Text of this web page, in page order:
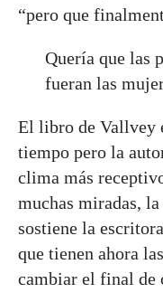
“pero que
Quería que las
fueran las
El libro de Vallvey
tiempo pero la
clima más
muchas miradas,
sostiene la
que tienen ahora
cambiar el final de